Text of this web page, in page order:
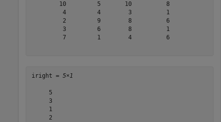
        10         5       10          8
         4         4        3          1
         2         9        8          6
         3         6        8          1
         7         1        4          6
iright = 5×1
     5
     3
     1
     2